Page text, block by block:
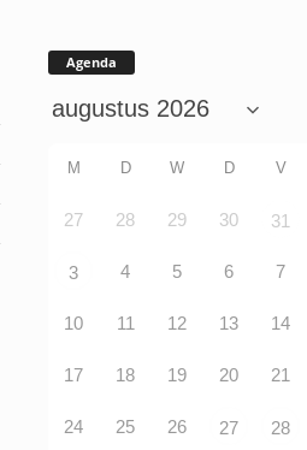
Agenda
M D W D V
27 28 29 30 31
3 4 5 6 7
10 11 12 13 14
17 18 19 20 21
24 25 26 27 28